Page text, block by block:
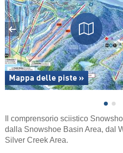
Mappa delle piste »
Il comprensorio sciistico
dalla Snowshoe Basin Area, dal
Silver Creek Area.